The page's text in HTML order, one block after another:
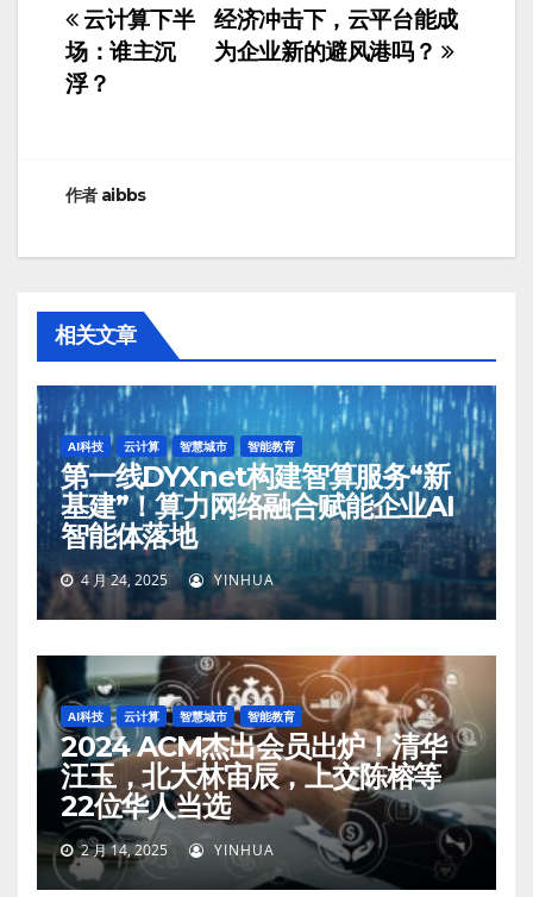
文
章
航
经济冲击下，云平台能成
为企业新的避风港吗？
云计算下半
场：谁主沉
浮？
作者 aibbs
相关文章
AI科技 云计算 智慧城市 智能教育
第一线DYXnet构建智算服务“新
基建”！算力网络融合赋能企业AI
智能体落地
4 月 24, 2025 YINHUA
AI科技 云计算 智慧城市 智能教育
2024 ACM杰出会员出炉！清华
汪玉，北大林宙辰，上交陈榕等
22位华人当选
2 月 14, 2025 YINHUA